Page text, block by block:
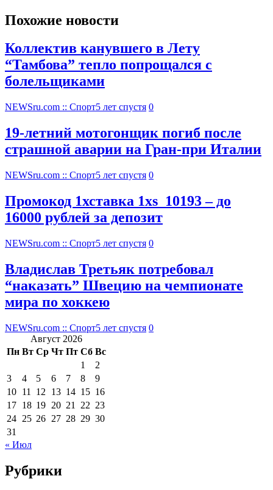
Похожие новости
Коллектив канувшего в Лету
“Тамбова” тепло попрощался с
болельщиками
NEWSru.com :: Спорт5 лет спустя 0
19-летний мотогонщик погиб после
страшной аварии на Гран-при Италии
NEWSru.com :: Спорт5 лет спустя 0
Промокод 1хставка 1xs_10193 – до
16000 рублей за депозит
NEWSru.com :: Спорт5 лет спустя 0
Владислав Третьяк потребовал
“наказать” Швецию на чемпионате
мира по хоккею
NEWSru.com :: Спорт5 лет спустя 0
Август 2026
Пн Вт Ср Чт Пт Сб Вс
1
2
3
4 5 6 7 8
9
10 11 12 13 14 15 16
17 18 19 20 21 22 23
24 25 26 27 28 29 30
31
« Июл
Рубрики